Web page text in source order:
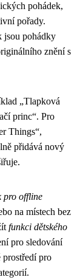
pohádek,
pořady.
jsou pohádky
znění s
„Tlapková
princ“. Pro
Things“,
přidává nový
pro offline
na místech bez
funkci dětského
pro sledování
prostředí pro